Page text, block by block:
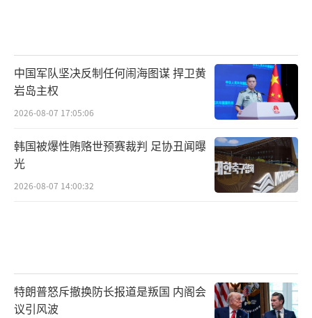
中国军队坚决反制任何闹海图谋 捍卫黄
岩岛主权
2026-08-07 17:05:06
韩国被爆性贿赂世预赛裁判 足协丑闻曝
光
2026-08-07 14:00:32
特朗普怒斥撤换防长报道是叛国 内阁会
议引风波